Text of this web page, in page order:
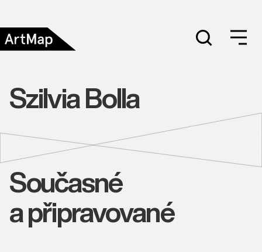
Szilvia Bolla
Současné
a připravované